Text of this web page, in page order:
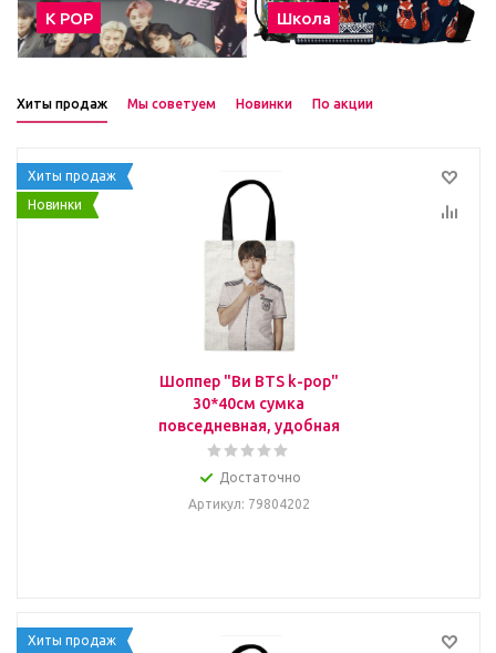
К POP Школа
Хиты продаж Мы советуем Новинки По акции
Хиты продаж
Новинки
Шоппер "Ви BTS k-pop"
30*40см сумка
повседневная, удобная
Достаточно
Артикул: 79804202
Хиты продаж